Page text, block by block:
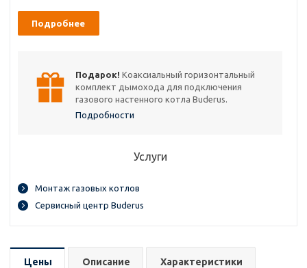
Подробнее
Подарок! Коаксиальный горизонтальный
комплект дымохода для подключения
газового настенного котла Buderus.
Подробности
Услуги
Монтаж газовых котлов
Сервисный центр Buderus
Цены Описание Характеристики